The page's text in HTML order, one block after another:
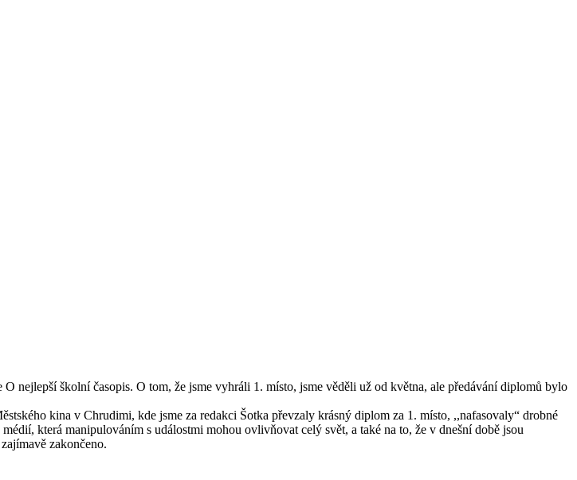
nejlepší školní časopis. O tom, že jsme vyhráli 1. místo, jsme věděli už od května, ale předávání diplomů bylo
kina v Chrudimi, kde jsme za redakci Šotka převzaly krásný diplom za 1. místo, ,,nafasovaly“ drobné
která manipulováním s událostmi mohou ovlivňovat celý svět, a také na to, že v dnešní době jsou
zakončeno.